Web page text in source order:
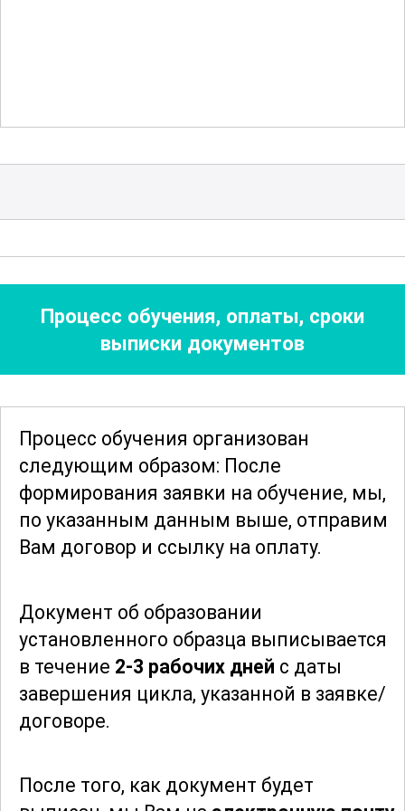
требований безопасности являются
ключевыми аспектами для
предотвращения аварий и обеспечения
здоровья работников. Курс охватывает
все необходимые аспекты, включая
оборудования и проведение
регулярных проверок.
Также в рамках курса рассматриваются
экономические аспекты бакелизации.
Участники узнают, как оптимизировать
затраты и улучшить качество
продукции. Это позволит не только
повысить эффективность, но и
обеспечить конкурентоспособность на
рынке.
Курс "Бакелизаторщик" подходит как
Процесс обучения, оплаты, сроки
выписки документов
Процесс обучения организован
следующим образом: После
формирования заявки на обучение, мы,
по указанным данным выше, отправим
Вам договор и ссылку на оплату.
Документ об образовании
установленного образца выписывается
в течение 2-3 рабочих дней с даты
завершения цикла, указанной в заявке/
договоре.
После того, как документ будет